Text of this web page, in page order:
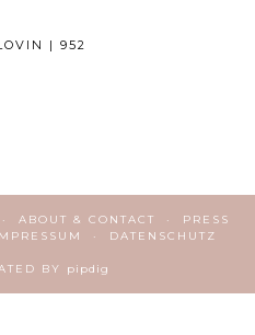
| 952
ABOUT & CONTACT
PRESS
DATENSCHUTZ
BY pipdig